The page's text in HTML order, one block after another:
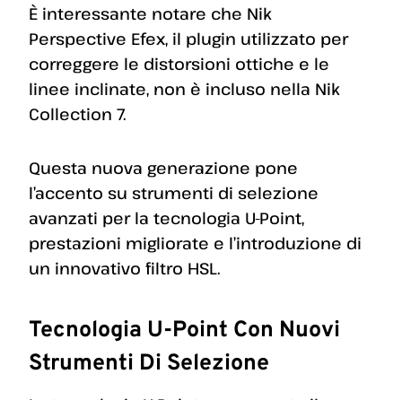
È interessante notare che Nik
Perspective Efex, il plugin utilizzato per
correggere le distorsioni ottiche e le
linee inclinate, non è incluso nella Nik
Collection 7.
Questa nuova generazione pone
l’accento su strumenti di selezione
avanzati per la tecnologia U-Point,
prestazioni migliorate e l’introduzione di
un innovativo filtro HSL.
Tecnologia U-Point Con Nuovi
Strumenti Di Selezione